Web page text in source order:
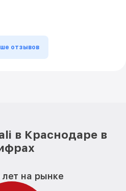
отзывов
в Краснодаре в
на рынке